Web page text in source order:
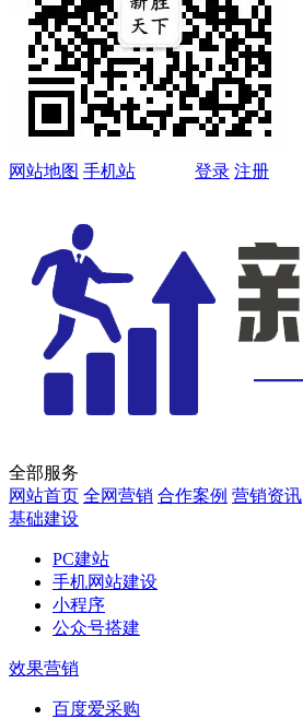
网站地图 手机站 登录 注册
全部服务
网站首页 全网营销 合作案例 营销资讯
基础建设
PC建站
手机网站建设
小程序
公众号搭建
效果营销
百度爱采购